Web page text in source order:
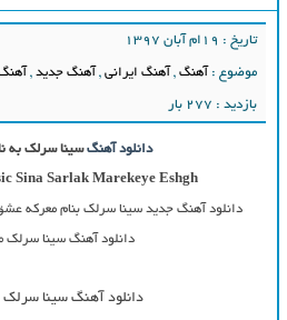
تاریخ : ۱۹ام آبان ۱۳۹۷
موضوع : آهنگ, آهنگ ایرانی, آهنگ جدید,
بازدید : 277 بار
دانلود آهنگسینا سرلک به
Sina Sarlak Marekeye Eshgh
دانلود آهنگ جدید سینا سرلک بنام معرکه عشق با
دانلود آهنگ سینا
دانلود آهنگ سینا